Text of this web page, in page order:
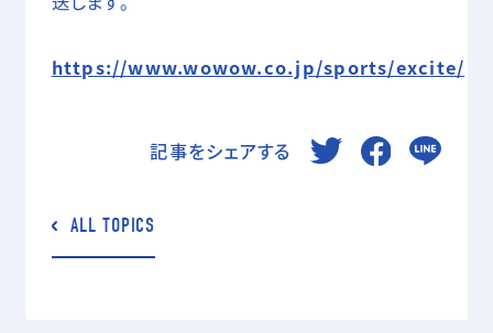
https://www.wowow.co.jp/sports/excite/
記事をシェアする
ALL TOPICS